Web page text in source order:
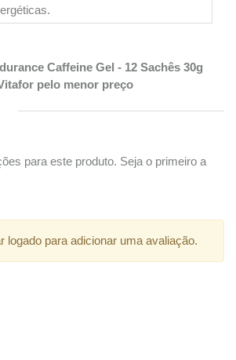
Caffeine Gel - 12 Sachês 30g
pelo menor preço
para este produto. Seja o primeiro a
logado para adicionar uma avaliação.